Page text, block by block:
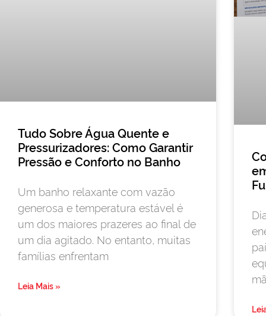
Tudo Sobre Água Quente e
Pressurizadores: Como Garantir
Pressão e Conforto no Banho
Um banho relaxante com vazão
generosa e temperatura estável é
um dos maiores prazeres ao final de
um dia agitado. No entanto, muitas
famílias enfrentam
Leia Mais »